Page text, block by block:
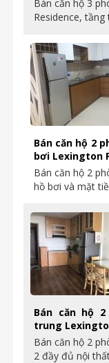
Bán căn hộ 3
Residence,
Bán căn hộ 2
bơi Lexington
Bán căn hộ 2
hồ bơi và mặt
Bán căn hộ
trung
Bán căn hộ 2
2 đầy đủ nội